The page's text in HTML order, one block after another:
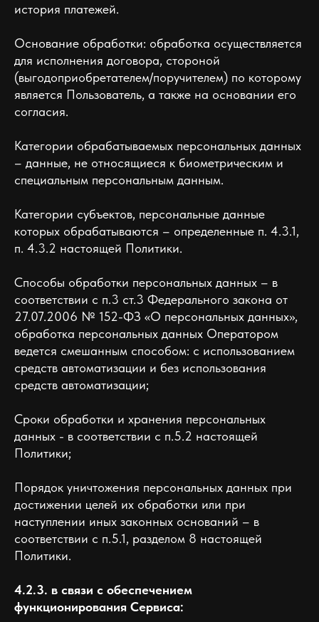
история платежей.
Основание обработки: обработка осуществляется
для исполнения договора, стороной
(выгодоприобретателем/поручителем) по которому
является Пользователь, а также на основании его
согласия.
Категории обрабатываемых персональных данных
– данные, не относящиеся к биометрическим и
специальным персональным данным.
Категории субъектов, персональные данные
которых обрабатываются – определенные п. 4.3.1,
п. 4.3.2 настоящей Политики.
Способы обработки персональных данных – в
соответствии с п.3 ст.3 Федерального закона от
27.07.2006 № 152-ФЗ «О персональных данных»,
обработка персональных данных Оператором
ведется смешанным способом: с использованием
средств автоматизации и без использования
средств автоматизации;
Сроки обработки и хранения персональных
данных - в соответствии с п.5.2 настоящей
Политики;
Порядок уничтожения персональных данных при
достижении целей их обработки или при
наступлении иных законных оснований – в
соответствии с п.5.1, разделом 8 настоящей
Политики.
4.2.3. в связи с обеспечением
функционирования Сервиса: